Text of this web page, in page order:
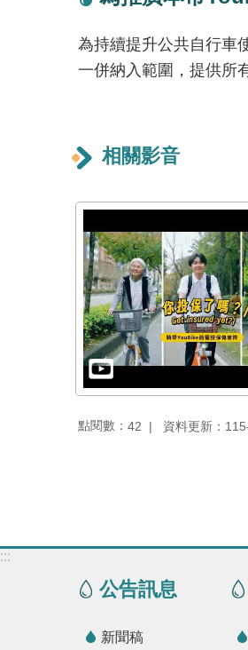
為持續提升公共自行車
一併納入範圍，提供所
相關影音
點閱數： 42 資料更新：
:::
公告訊息
新聞稿